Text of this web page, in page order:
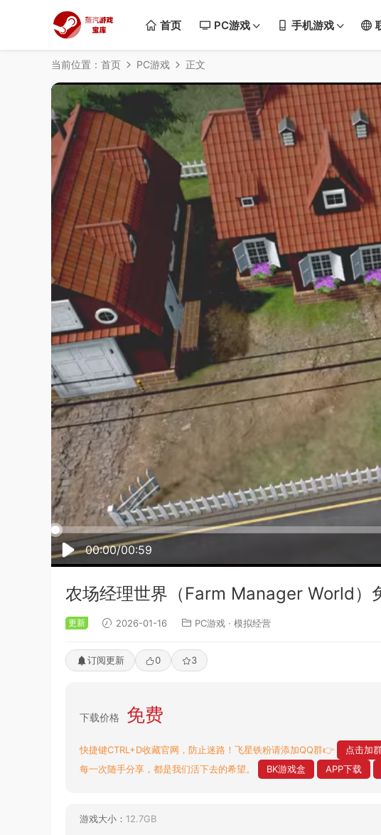
首页 PC游戏 手机游戏
当前位置： 首页 PC游戏 正文
00:00/00:59
50% 75% 100%
农场经理世界（Farm Manager World）
更新 2026-01-16 PC游戏 · 模拟经营
订阅更新 0 3
下载价格 免费
快捷键CTRL+D收藏官网，防止迷路！飞星铁粉请添加QQ群👉 点击加
每一次随手分享，都是我们活下去的希望。
BK游戏盒 APP下载
游戏大小： 12.7GB